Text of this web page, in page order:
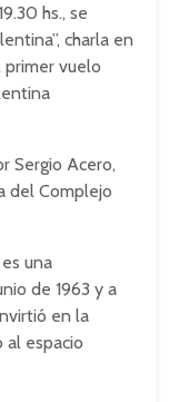
hs., se
charla en
vuelo
Sergio Acero,
del Complejo
una
de 1963 y a
en la
al espacio